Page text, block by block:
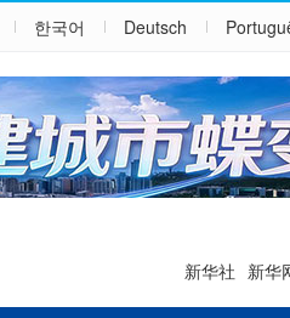
한국어 Deutsch
新华社 新华